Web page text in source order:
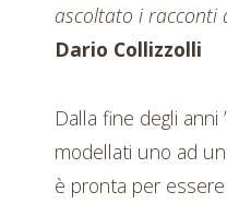
ascoltato i racconti
Dario Collizzolli
Dalla fine degli
modellati uno ad
è pronta per